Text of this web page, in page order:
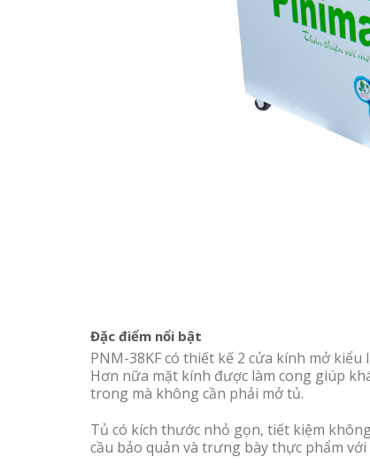
Đặc điểm nổi bật
PNM-38KF có thiết kế 2 cửa kính mở
Hơn nữa mặt kính được làm cong giúp
trong mà không cần phải mở tủ.
Tủ có kích thước nhỏ gọn, tiết kiệm
cầu bảo quản và trưng bày thực phẩm